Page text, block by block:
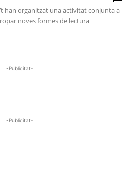
han organitzat una activitat conjunta a
noves formes de lectura
-Publicitat-
-Publicitat-